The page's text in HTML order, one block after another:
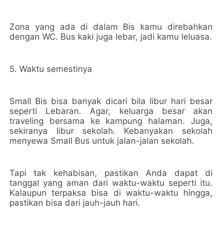
Zona yang ada di dalam Bis kamu direbahkan
dengan WC. Bus kaki juga lebar, jadi kamu leluasa.
5. Waktu semestinya
Small Bis bisa banyak dicari bila libur hari besar
seperti Lebaran. Agar, keluarga besar akan
traveling bersama ke kampung halaman. Juga,
sekiranya libur sekolah. Kebanyakan sekolah
menyewa Small Bus untuk jalan-jalan sekolah.
Tapi tak kehabisan, pastikan Anda dapat di
tanggal yang aman dari waktu-waktu seperti itu.
Kalaupun terpaksa bisa di waktu-waktu hingga,
pastikan bisa dari jauh-jauh hari.